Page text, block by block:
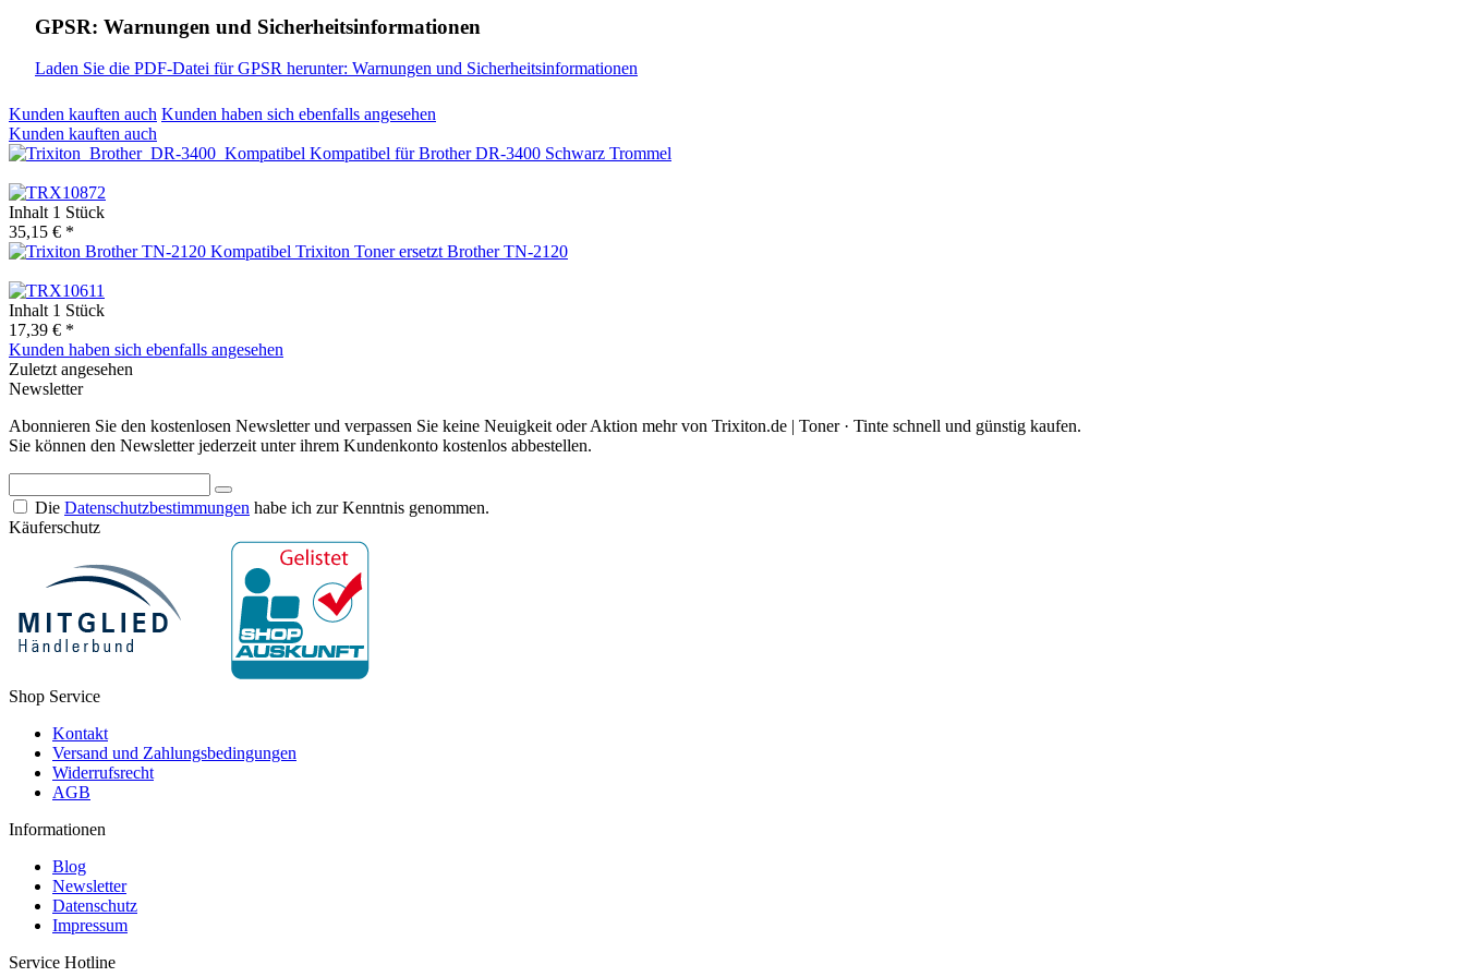
GPSR: Warnungen und Sicherheitsinformationen
Laden Sie die PDF-Datei für GPSR herunter: Warnungen und Sicherheitsinformationen
Kunden kauften auch Kunden haben sich ebenfalls angesehen
Kunden kauften auch
Kompatibel für Brother DR-3400 Schwarz Trommel
Inhalt 1 Stück
35,15 € *
Trixiton Toner ersetzt Brother TN-2120
Inhalt 1 Stück
17,39 € *
Kunden haben sich ebenfalls angesehen
Zuletzt angesehen
Newsletter
Abonnieren Sie den kostenlosen Newsletter und verpassen Sie keine Neuigkeit oder Aktion mehr von Trixiton.de | Toner · Tinte schnell und günstig kaufen.
Sie können den Newsletter jederzeit unter ihrem Kundenkonto kostenlos abbestellen.
Die Datenschutzbestimmungen habe ich zur Kenntnis genommen.
Käuferschutz
Shop Service
Kontakt
Versand und Zahlungsbedingungen
Widerrufsrecht
AGB
Informationen
Blog
Newsletter
Datenschutz
Impressum
Service Hotline